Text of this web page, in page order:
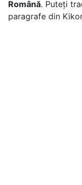
Română. Puteți
paragrafe din